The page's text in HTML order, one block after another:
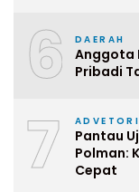
6 DAERAH
Anggota
Pribadi
7
Pantau
Polman:
Cepat